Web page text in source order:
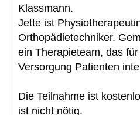
Klassmann.
Jette ist
Orthopädietechniker.
ein Therapieteam, das
Versorgung Patienten
Die Teilnahme ist
ist nicht nötig.